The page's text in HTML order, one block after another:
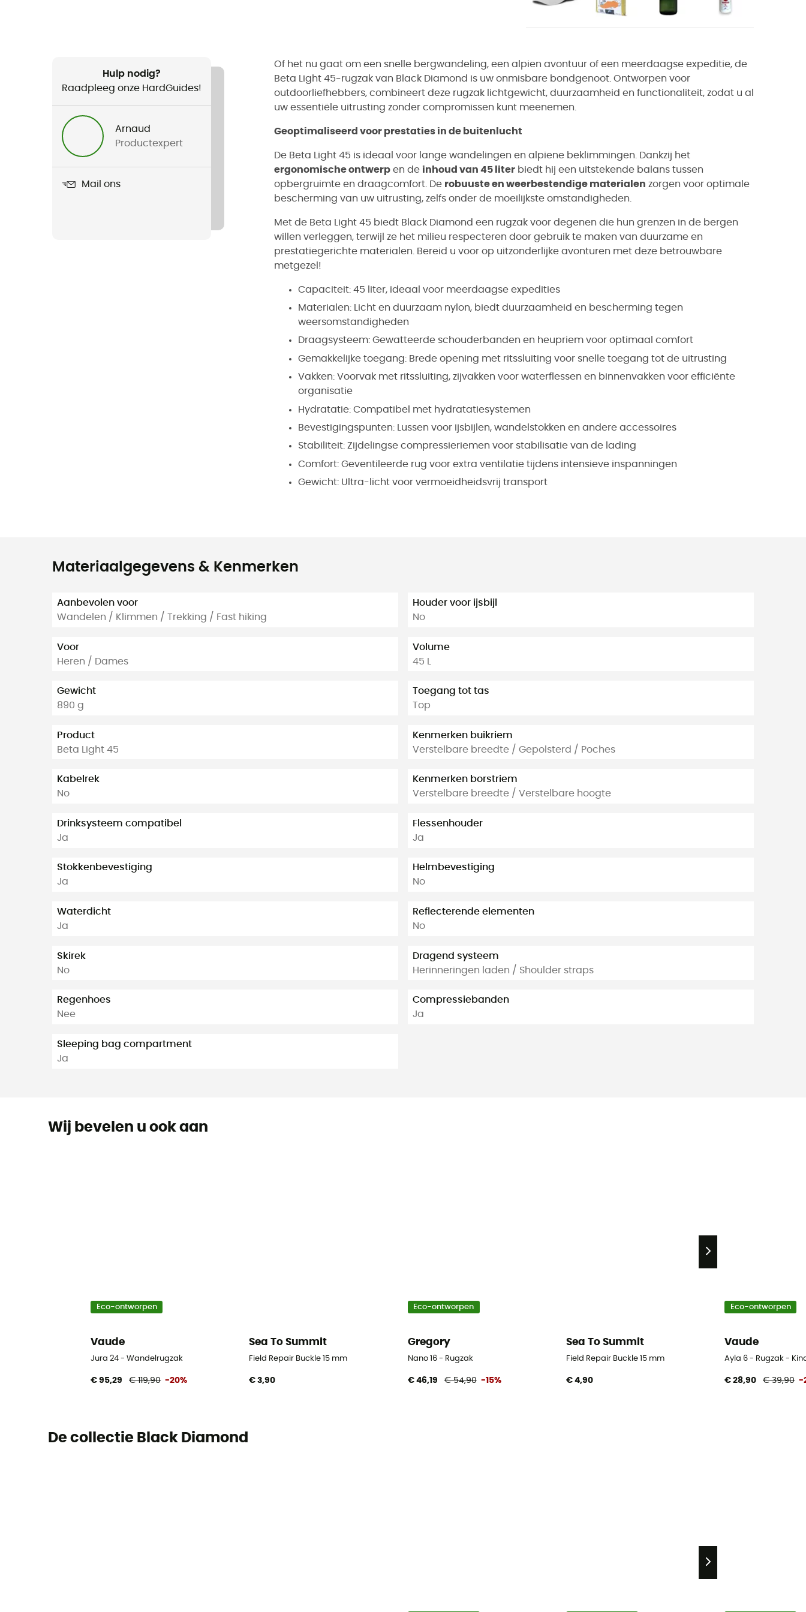
Hulp nodig?
Raadpleeg onze HardGuides!
Arnaud
Productexpert
Mail ons
Of het nu gaat om een snelle bergwandeling, een alpien avontuur of een meerdaagse expeditie, de
Beta Light 45-rugzak van Black Diamond is uw onmisbare bondgenoot. Ontworpen voor
outdoorliefhebbers, combineert deze rugzak lichtgewicht, duurzaamheid en functionaliteit, zodat u al
uw essentiële uitrusting zonder compromissen kunt meenemen.
Geoptimaliseerd voor prestaties in de buitenlucht
De Beta Light 45 is ideaal voor lange wandelingen en alpiene beklimmingen. Dankzij het
ergonomische ontwerp en de inhoud van 45 liter biedt hij een uitstekende balans tussen
opbergruimte en draagcomfort. De robuuste en weerbestendige materialen zorgen voor optimale
bescherming van uw uitrusting, zelfs onder de moeilijkste omstandigheden.
Met de Beta Light 45 biedt Black Diamond een rugzak voor degenen die hun grenzen in de bergen
willen verleggen, terwijl ze het milieu respecteren door gebruik te maken van duurzame en
prestatiegerichte materialen. Bereid u voor op uitzonderlijke avonturen met deze betrouwbare
metgezel!
Capaciteit: 45 liter, ideaal voor meerdaagse expedities
Materialen: Licht en duurzaam nylon, biedt duurzaamheid en bescherming tegen
weersomstandigheden
Draagsysteem: Gewatteerde schouderbanden en heupriem voor optimaal comfort
Gemakkelijke toegang: Brede opening met ritssluiting voor snelle toegang tot de uitrusting
Vakken: Voorvak met ritssluiting, zijvakken voor waterflessen en binnenvakken voor efficiënte
organisatie
Hydratatie: Compatibel met hydratatiesystemen
Bevestigingspunten: Lussen voor ijsbijlen, wandelstokken en andere accessoires
Stabiliteit: Zijdelingse compressieriemen voor stabilisatie van de lading
Comfort: Geventileerde rug voor extra ventilatie tijdens intensieve inspanningen
Gewicht: Ultra-licht voor vermoeidheidsvrij transport
Materiaalgegevens & Kenmerken
Aanbevolen voor
Wandelen / Klimmen / Trekking / Fast hiking
Voor
Heren / Dames
Gewicht
890 g
Product
Beta Light 45
Kabelrek
No
Drinksysteem compatibel
Ja
Stokkenbevestiging
Ja
Waterdicht
Ja
Skirek
No
Regenhoes
Nee
Sleeping bag compartment
Ja
Houder voor ijsbijl
No
Volume
45 L
Toegang tot tas
Top
Kenmerken buikriem
Verstelbare breedte / Gepolsterd / Poches
Kenmerken borstriem
Verstelbare breedte / Verstelbare hoogte
Flessenhouder
Ja
Helmbevestiging
No
Reflecterende elementen
No
Dragend systeem
Herinneringen laden / Shoulder straps
Compressiebanden
Ja
Wij bevelen u ook aan
Eco-ontworpen
Vaude
Jura 24 - Wandelrugzak
€ 95,29 € 119,90 -20%
Sea To Summit
Field Repair Buckle 15 mm
€ 3,90
Eco-ontworpen
Gregory
Nano 16 - Rugzak
€ 46,19 € 54,90 -15%
Sea To Summit
Field Repair Buckle 15 mm
€ 4,90
Eco-ontworpen
Vaude
Ayla 6 - Rugzak -
€ 28,90 € 39,90 -
De collectie Black Diamond